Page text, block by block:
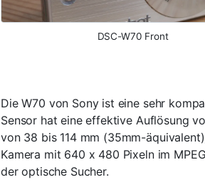
DSC-W70 Front
Die W70 von Sony ist eine sehr
Sensor hat eine effektive Auflösung
von 38 bis 114 mm (35mm-
Kamera mit 640 x 480 Pixeln im
der optische Sucher.